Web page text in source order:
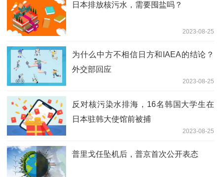
日本排放核污水，需要囤盐吗？
2023-08-25
为什么中方不相信日方和IAEA的结论？
外交部回应
2023-08-25
反对核污染水排海，16名韩国大学生在
日本驻韩大使馆前被捕
2023-08-25
普里戈任坠机后，普京首次公开表态